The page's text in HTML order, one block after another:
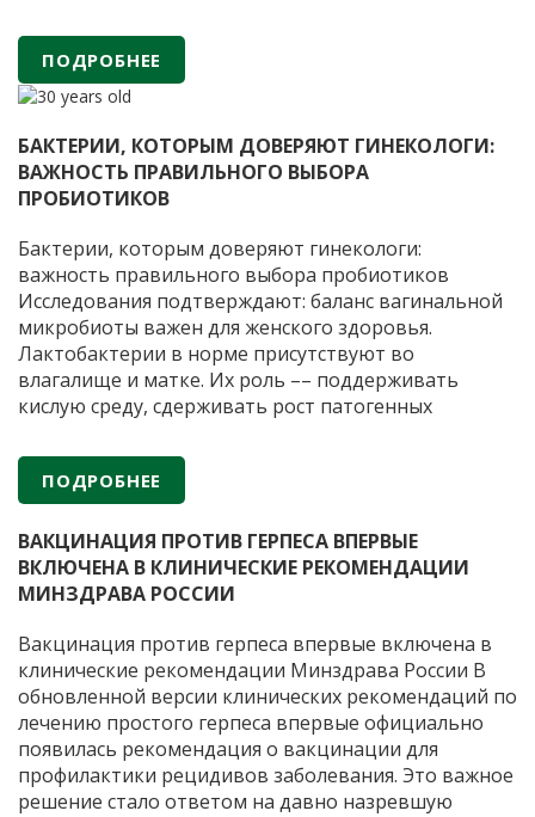
восстановления и поддержания естественного
баланса микрофлоры. Препарат был создан на
основе научных исследований Института
«ФИРМА
«ВИТАФАРМА»
лет
научных
разработок
и
производства
пробиотических
препаратов
ПОДРОБНЕЕ
БАКТЕРИИ, КОТОРЫМ ДОВЕРЯЮТ ГИНЕКОЛОГИ:
ВАЖНОСТЬ ПРАВИЛЬНОГО ВЫБОРА
ПРОБИОТИКОВ
Бактерии, которым доверяют гинекологи:
важность правильного выбора пробиотиков
Исследования подтверждают: баланс вагинальной
микробиоты важен для женского здоровья.
Лактобактерии в норме присутствуют во
влагалище и матке. Их роль –– поддерживать
кислую среду, сдерживать рост патогенных
Когда лактобактерий недостаточно из-за приема
антибиотиков или гормональных сбоев, могут
помочь препараты с пробиотиками. Важно, чтобы
ПОДРОБНЕЕ
ВАКЦИНАЦИЯ ПРОТИВ ГЕРПЕСА ВПЕРВЫЕ
ВКЛЮЧЕНА В КЛИНИЧЕСКИЕ РЕКОМЕНДАЦИИ
МИНЗДРАВА РОССИИ
Вакцинация против герпеса впервые включена в
клинические рекомендации Минздрава России В
обновленной версии клинических рекомендаций по
лечению простого герпеса впервые официально
появилась рекомендация о вакцинации для
профилактики рецидивов заболевания. Это важное
решение стало ответом на давно назревшую